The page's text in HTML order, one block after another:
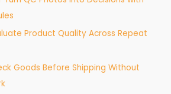
Product Quality Across Repeat
Goods Before Shipping Without